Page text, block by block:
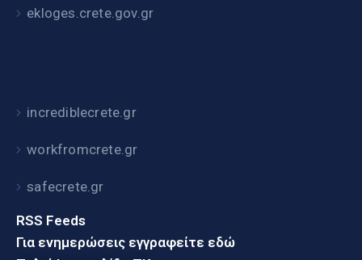
ekloges.crete.gov.gr
incrediblecrete.gr
workfromcrete.gr
safecrete.gr
RSS Feeds
Για ενημερώσεις εγγραφείτε εδώ